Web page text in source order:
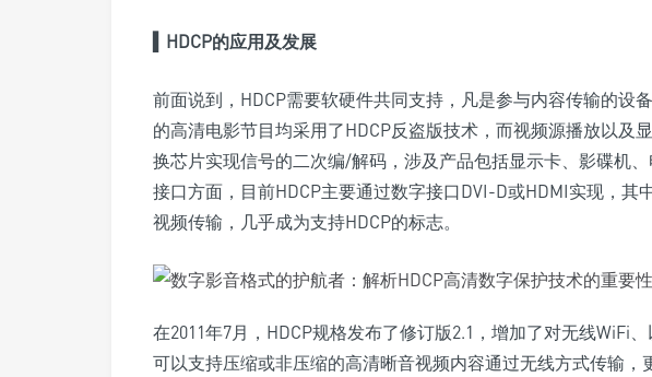
HDCP的应用及发展
前面说到，HDCP需要软硬件共同支持，凡是参与内容传输的设
的高清电影节目均采用了HDCP反盗版技术，而视频源播放以及
换芯片实现信号的二次编/解码，涉及产品包括显示卡、影碟机
接口方面，目前HDCP主要通过数字接口DVI-D或HDMI实现，其
视频传输，几乎成为支持HDCP的标志。
在2011年7月，HDCP规格发布了修订版2.1，增加了对无线WiFi
可以支持压缩或非压缩的高清晰音视频内容通过无线方式传输，